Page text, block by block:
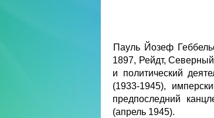
Пауль Йозеф
1897, Рейдт,
и политический
(1933-1945),
предпоследний
(апрель 1945).